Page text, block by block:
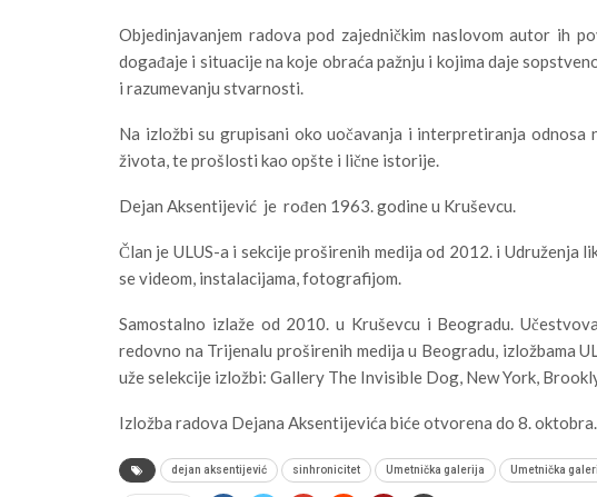
Objedinjavanjem radova pod zajedničkim naslovom autor ih
događaje i situacije na koje obraća pažnju i kojima daje
i razumevanju stvarnosti.
Na izložbi su grupisani oko uočavanja i interpretiranja odnosa
života, te prošlosti kao opšte i lične istorije.
Dejan Aksentijević je rođen 1963. godine u Kruševcu.
Član je ULUS-a i sekcije proširenih medija od 2012. i Udruženja
se videom, instalacijama, fotografijom.
Samostalno izlaže od 2010. u Kruševcu i Beogradu.
redovno na Trijenalu proširenih medija u Beogradu, izložbama
uže selekcije izložbi: Gallery The Invisible Dog, New York,
Izložba radova Dejana Aksentijevića biće otvorena do 8. oktobra.
dejan aksentijević sinhronicitet Umetnička galerija Umetnička